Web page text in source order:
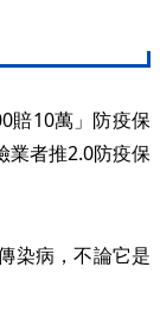
賠10萬」防疫保
業者推2.0防疫保
染病，不論它是